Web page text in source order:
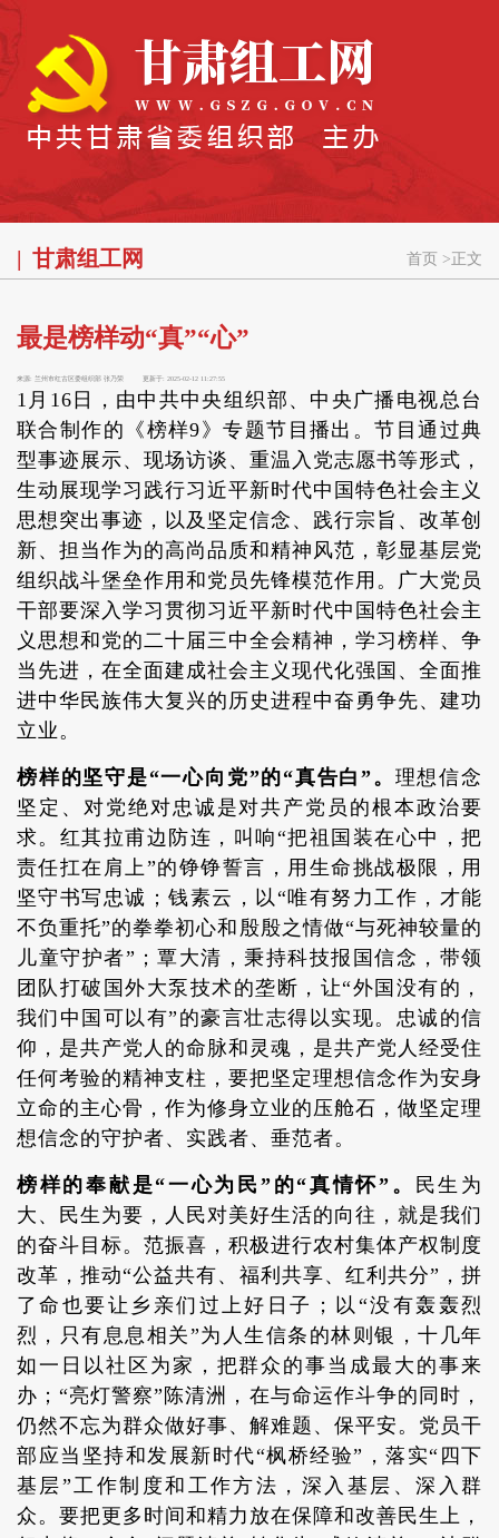
甘肃组工网 首页 > 正文
最是榜样动“真”“心”
来源: 兰州市红古区委组织部 张乃荣 更新于: 2025-02-12 11:27:55
1月16日，由中共中央组织部、中央广播电视总台
联合制作的《榜样9》专题节目播出。节目通过典
型事迹展示、现场访谈、重温入党志愿书等形式，
生动展现学习践行习近平新时代中国特色社会主义
思想突出事迹，以及坚定信念、践行宗旨、改革创
新、担当作为的高尚品质和精神风范，彰显基层党
组织战斗堡垒作用和党员先锋模范作用。广大党员
干部要深入学习贯彻习近平新时代中国特色社会主
义思想和党的二十届三中全会精神，学习榜样、争
当先进，在全面建成社会主义现代化强国、全面推
进中华民族伟大复兴的历史进程中奋勇争先、建功
立业。
榜样的坚守是“一心向党”的“真告白”。 理想信念
坚定、对党绝对忠诚是对共产党员的根本政治要
求。红其拉甫边防连，叫响“把祖国装在心中，把
责任扛在肩上”的铮铮誓言，用生命挑战极限，用
坚守书写忠诚；钱素云，以“唯有努力工作，才能
不负重托”的拳拳初心和殷殷之情做“与死神较量的
儿童守护者”；覃大清，秉持科技报国信念，带领
团队打破国外大泵技术的垄断，让“外国没有的，
我们中国可以有”的豪言壮志得以实现。忠诚的信
仰，是共产党人的命脉和灵魂，是共产党人经受住
任何考验的精神支柱，要把坚定理想信念作为安身
立命的主心骨，作为修身立业的压舱石，做坚定理
想信念的守护者、实践者、垂范者。
榜样的奉献是“一心为民”的“真情怀”。
民生为
大、民生为要，人民对美好生活的向往，就是我们
的奋斗目标。范振喜，积极进行农村集体产权制度
改革，推动“公益共有、福利共享、红利共分”，拼
了命也要让乡亲们过上好日子；以“没有轰轰烈
烈，只有息息相关”为人生信条的林则银，十几年
如一日以社区为家，把群众的事当成最大的事来
办；“亮灯警察”陈清洲，在与命运作斗争的同时，
仍然不忘为群众做好事、解难题、保平安。党员干
部应当坚持和发展新时代“枫桥经验”，落实“四下
基层”工作制度和工作方法，深入基层、深入群
众。要把更多时间和精力放在保障和改善民生上，